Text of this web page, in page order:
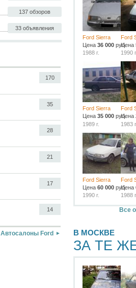
137 обзоров
33 объявления
170
35
28
21
17
14
Автосалоны Ford
Ford Sierra
Цена 36 000 руб.
1988 г.
Ford
Цена
1990
Ford Sierra
Цена 35 000 руб.
1989 г.
Ford
Цена
1983
Ford Sierra
Цена 60 000 руб.
1990 г.
Ford
Цена
1988
Все
В МОСКВЕ
ЗА ТЕ